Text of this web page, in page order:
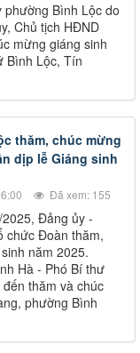
Bình Lộc do
Chủ tịch HĐND
mừng giáng sinh
Bình Lộc, Tín
thăm, chúc mừng
dịp lễ Giáng sinh
Đã xem: 155
Đảng ủy -
chức Đoàn thăm,
năm 2025.
Hà - Phó Bí thư
thăm và chúc
phường Bình